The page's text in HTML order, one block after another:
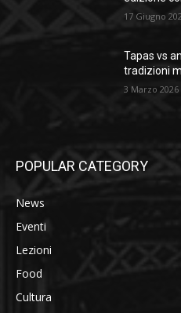
17 Giugno
Tapas vs
tradizioni
3 Marzo 2026
POPULAR CATEGORY
News
Eventi
Lezioni
Food
Cultura